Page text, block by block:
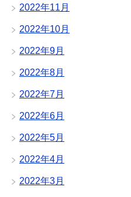
2022年11月
2022年10月
2022年9月
2022年8月
2022年7月
2022年6月
2022年5月
2022年4月
2022年3月